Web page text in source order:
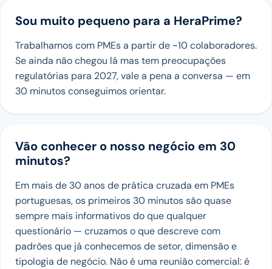
Sou muito pequeno para a HeraPrime?
Trabalhamos com PMEs a partir de ~10 colaboradores.
Se ainda não chegou lá mas tem preocupações
regulatórias para 2027, vale a pena a conversa — em
30 minutos conseguimos orientar.
Vão conhecer o nosso negócio em 30
minutos?
Em mais de 30 anos de prática cruzada em PMEs
portuguesas, os primeiros 30 minutos são quase
sempre mais informativos do que qualquer
questionário — cruzamos o que descreve com
padrões que já conhecemos de setor, dimensão e
tipologia de negócio. Não é uma reunião comercial: é